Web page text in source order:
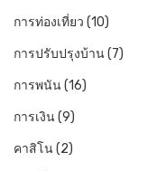
การท่องเที่ยว (10)
การปรับปรุงบ้าน(7)
การพนัน(16)
การเงิน(9)
คาสิโน(2)